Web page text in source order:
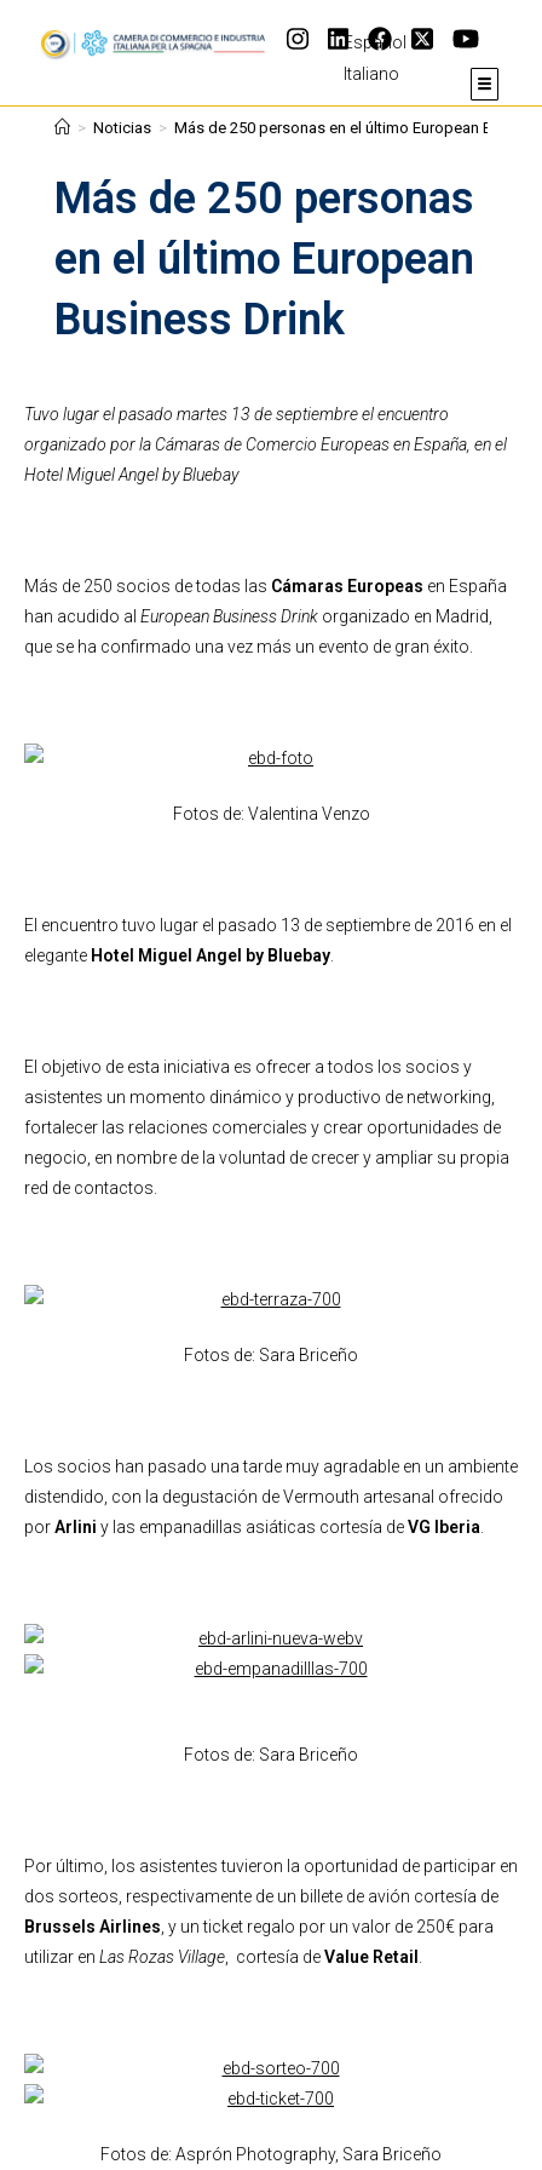
Español
Italiano
Más de 250 personas
en el último European
Business Drink
> Noticias > Más de 250 personas en el último European
Tuvo lugar el pasado martes 13 de septiembre el encuentro
organizado por la Cámaras de Comercio Europeas en España, en el
Hotel Miguel Angel by Bluebay
Más de 250 socios de todas las Cámaras Europeas en España
han acudido al European Business Drink organizado en Madrid,
que se ha confirmado una vez más un evento de gran éxito.
Fotos de: Valentina Venzo
El encuentro tuvo lugar el pasado 13 de septiembre de 2016 en el
elegante Hotel Miguel Angel by Bluebay
El objetivo de esta iniciativa es ofrecer a todos los socios y
asistentes un momento dinámico y productivo de networking,
fortalecer las relaciones comerciales y crear oportunidades de
negocio, en nombre de la voluntad de crecer y ampliar su propia
red de contactos.
Fotos de: Sara Briceño
Los socios han pasado una tarde muy agradable en un ambiente
distendido, con la degustación de Vermouth artesanal ofrecido
porArlini y las empanadillas asiáticas cortesía deVG Iberia
Fotos de: Sara Briceño
Por último, los asistentes tuvieron la oportunidad de participar en
dos sorteos, respectivamente de un billete de avión cortesía de
Brussels Airlines , y un ticket regalo por un valor de 250€ para
utilizar en Las Rozas Village , cortesía deValue Retail
Fotos de: Asprón Photography, Sara Briceño